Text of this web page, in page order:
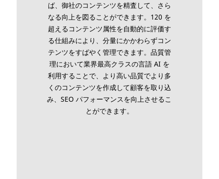
ば、御社のコンテンツを精査して、さら
なる向上を図ることができます。120 を
超えるコンテンツ属性を自動的に評価す
る仕組みにより、分量にかかわらずコン
テンツをすばやく管理できます。品質管
理において業界最高クラスの言語 AI を
利用することで、より高い品質でより多
くのコンテンツを作成して顧客を取り込
み、SEO パフォーマンスを向上させるこ
とができます。